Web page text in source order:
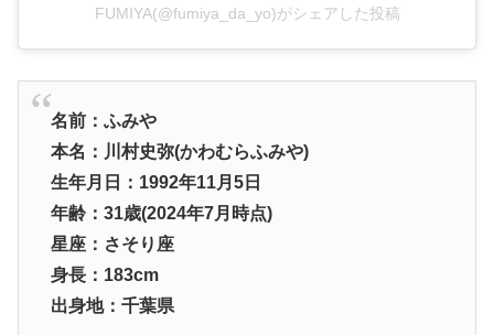
FUMIYA(@fumiya_da_yo)がシェアした投稿
名前：ふみや
本名：川村史弥(かわむらふみや)
生年月日：1992年11月5日
年齢：31歳(2024年7月時点)
星座：さそり座
身長：183cm
出身地：千葉県